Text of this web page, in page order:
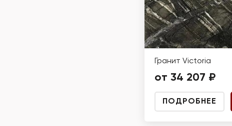
Гранит Victoria
от 34 207 ₽
ПОДРОБНЕЕ